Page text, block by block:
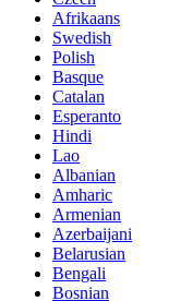
Afrikaans
Swedish
Polish
Basque
Catalan
Esperanto
Hindi
Lao
Albanian
Amharic
Armenian
Azerbaijani
Belarusian
Bengali
Bosnian